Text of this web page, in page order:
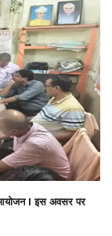
l इस अवसर पर